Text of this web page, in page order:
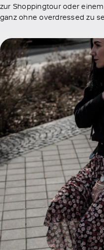
zur Shoppingtour oder
ganz ohne overdressed zu